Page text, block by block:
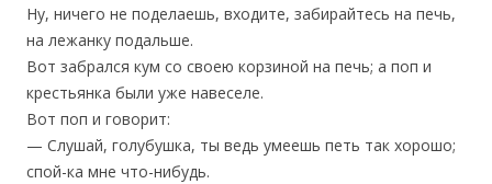
Ну, ничего не поделаешь, входите, забирайтесь на печь,
на лежанку подальше.
Вот забрался кум со своею корзиной на печь; а поп и
крестьянка были уже навеселе.
Вот поп и говорит:
— Слушай, голубушка, ты ведь умеешь петь так хорошо;
спой-ка мне что-нибудь.